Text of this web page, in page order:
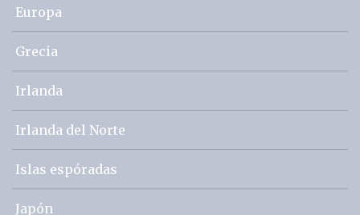
Europa
Grecia
Irlanda
Irlanda del Norte
Islas espóradas
Japón